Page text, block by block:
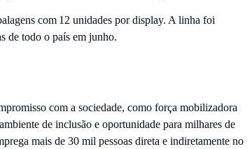
com 12 unidades por display. A linha foi
de todo o país em junho.
com a sociedade, como força mobilizadora
de inclusão e oportunidade para milhares de
mais de 30 mil pessoas direta e indiretamente no